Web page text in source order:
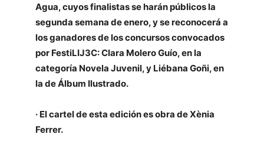
Agua, cuyos finalistas se harán públicos la
segunda semana de enero, y se reconocerá a
los ganadores de los concursos convocados
por FestiLIJ3C: Clara Molero Guío, en la
categoría Novela Juvenil, y Liébana Goñi, en
la de Álbum Ilustrado.
· El cartel de esta edición es obra de Xènia
Ferrer.